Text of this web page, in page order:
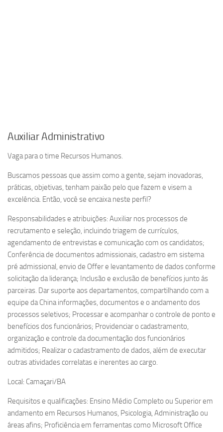
Auxiliar Administrativo
Vaga para o time Recursos Humanos.
Buscamos pessoas que assim como a gente, sejam inovadoras,
práticas, objetivas, tenham paixão pelo que fazem e visem a
excelência. Então, você se encaixa neste perfil?
Responsabilidades e atribuições: Auxiliar nos processos de
recrutamento e seleção, incluindo triagem de currículos,
agendamento de entrevistas e comunicação com os candidatos;
Conferência de documentos admissionais, cadastro em sistema
pré admissional, envio de Offer e levantamento de dados conforme
solicitação da liderança; Inclusão e exclusão de benefícios junto ás
parceiras. Dar suporte aos departamentos, compartilhando com a
equipe da China informações, documentos e o andamento dos
processos seletivos; Processar e acompanhar o controle de ponto e
benefícios dos funcionários; Providenciar o cadastramento,
organização e controle da documentação dos funcionários
admitidos; Realizar o cadastramento de dados, além de executar
outras atividades correlatas e inerentes ao cargo.
Local: Camaçari/BA
Requisitos e qualificações: Ensino Médio Completo ou Superior em
andamento em Recursos Humanos, Psicologia, Administração ou
áreas afins; Proficiência em ferramentas como Microsoft Office